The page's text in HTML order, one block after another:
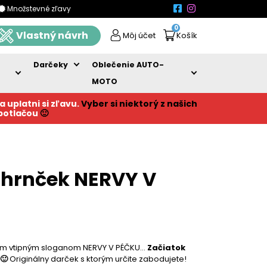
Množstevné zľavy
Vlastný návrh Môj účet
0
Košík
Darčeky
Oblečenie AUTO-
MOTO
a uplatni si zľavu.Vyber si niektorý z našich
🙂
NERVY V
vtipným sloganom NERVY V PÉČKU… Začiatok
Originálny darček s ktorým určite zabodujete!